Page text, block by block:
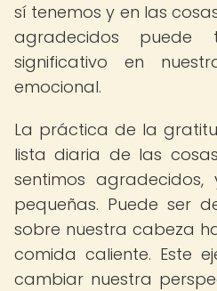
sí tenemos y en las
agradecidos puede
significativo en
emocional.
La práctica de la
lista diaria de las
sentimos
pequeñas. Puede ser
sobre nuestra cabeza
comida caliente. Este
cambiar nuestra